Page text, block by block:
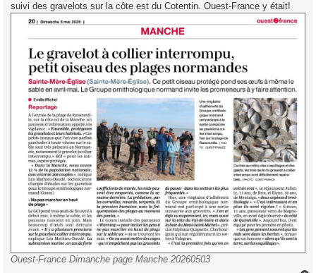
suivi des gravelots sur la côte est du Cotentin. Ouest-France y était!
Ouest-France Dimanche page Manche 20260503